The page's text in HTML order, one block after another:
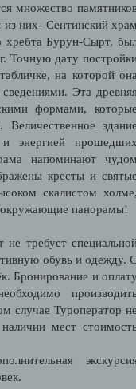
множество
них- Сентинский
хребта Бурун-Сырт,
Точную дату
на которой
Эта
формами,
Величественное
энергией
напоминают
кресты и
скалистом
окружающие панорамы!
требует
обувь и одежду.
Бронирование и
случае Туроператор
мест